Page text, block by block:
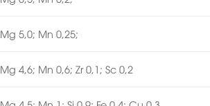
Mg 5,0; Mn 0,25;
Mg 4,6; Mn 0,6; Zr 0,1; Sc 0,2